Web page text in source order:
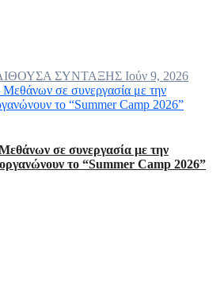
ΣΥΝΤΑΞΗΣ Ιούν 9, 2026
σε συνεργασία με την
το “Summer Camp 2026”